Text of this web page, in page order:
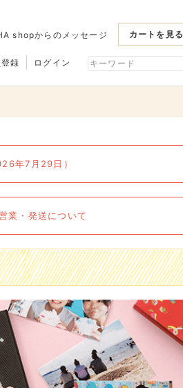
カートを見る
shopからのメッセージ
録 ログイン
年7月29日）
業・発送について